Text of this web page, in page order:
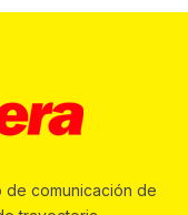
de comunicación de